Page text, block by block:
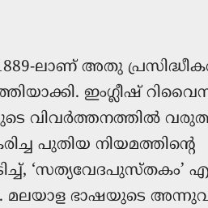
ലാണ് അതു
ഇംഗ്ലീഷ്
വിവർത്തനത്തിൽ
പുതിയ നിയമത്തിന്റെ
‘സത്യവേദപുസ്തകം’
മലയാള ഭാഷയുടെ